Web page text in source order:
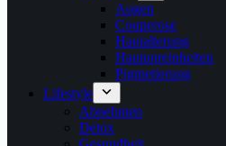
Augen
Couperose
Hautalterung
Hautunreinheiten
Pigmetierung
Lifestyle
Abnehmen
Detox